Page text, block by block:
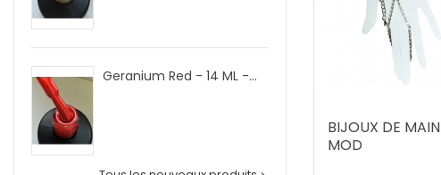
Geranium Red - 14 ML -...
BIJOUX DE MAIN
MOD